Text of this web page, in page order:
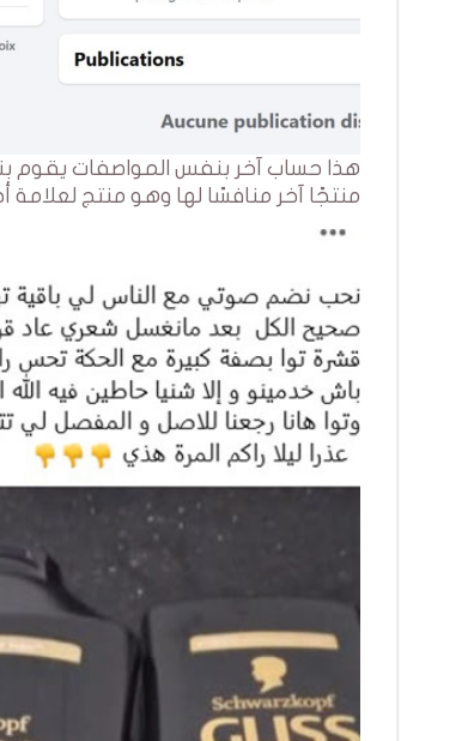
هذا حساب آخر بنفس المواصفات يقوم
منتجًا آخر منافسًا لها وهو منتج لعلامة